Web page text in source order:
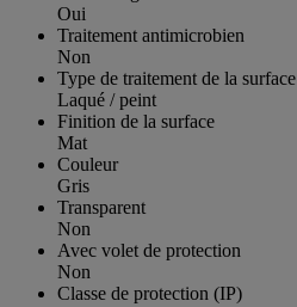
Oui
Traitement antimicrobien
Non
Type de traitement de la surface
Laqué / peint
Finition de la surface
Mat
Couleur
Gris
Transparent
Non
Avec volet de protection
Non
Classe de protection (IP)